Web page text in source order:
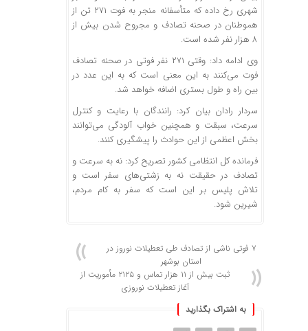
شهری رخ داده که متأسفانه منجر به فوت ۲۷۱ تن از
هموطنان در صحنه تصادف و مجروح شدن بیش از
۸ هزار نفر شده است.
وی ادامه داد: وقتی ۲۷۱ نفر فوتی در صحنه تصادف
فوت می‌کنند به این معنی است که به این عدد در
بین راه و طول بستری اضافه خواهد شد.
سردار رادان بیان کرد: رانندگان با رعایت و کنترل
سرعت، سبقت و همچنین خواب آلودگی می‌توانند
بخش اعظمی از این حوادث را پیشگیری کنند.
فرمانده کل انتظامی کشور تصریح کرد: نه به سرعت و
تصادف در حقیقت نه به زشتی‌های سفر است و
تلاش پلیس بر این است که سفر به کام مردم،
شیرین شود.
۷ فوتی ناشی از تصادف طی تعطیلات نوروز در
استان بوشهر
ثبت بیش از ۱۱ هزار تماس و ۲۱۲۵ مأموریت از
آغاز تعطیلات نوروزی
به اشتراک بگذارید